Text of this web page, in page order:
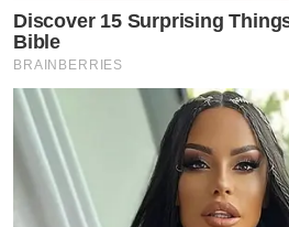
Discover 15 Surprising
Bible
BRAINBERRIES